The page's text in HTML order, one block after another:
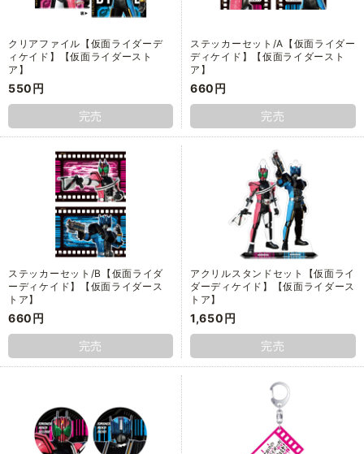
クリアファイル【仮面ライダーデ
ィケイド】【仮面ライダースト
ア】
550円
完売
ステッカーセット/A【仮面ライダー
ディケイド】【仮面ライダースト
ア】
660円
完売
ステッカーセット/B【仮面ライダ
ーディケイド】【仮面ライダース
トア】
660円
完売
アクリルスタンドセット【仮面ライ
ダーディケイド】【仮面ライダース
トア】
1,650円
完売